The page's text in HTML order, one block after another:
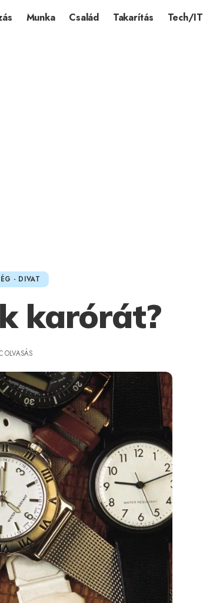
Munka Család Takarítás Tech/IT
- DIVAT
karórát?
OLVASÁS